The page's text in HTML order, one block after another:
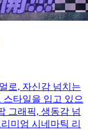
로, 자신감 넘치는
타일을 입고 있으
그래픽, 생동감 넘
미엄 시네마틱 리